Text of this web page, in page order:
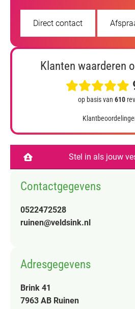
Direct contact
Klanten waarderen
op basis van 610
Stel in als jouw
Contactgegevens
0522472528
ruinen@veldsink.nl
Adresgegevens
Brink 41
7963 AB Ruinen